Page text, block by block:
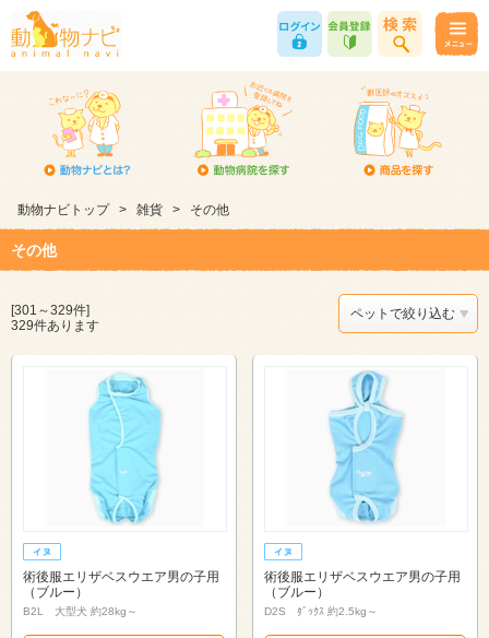
動物ナビトップ > 雑貨 > その他
その他
[301～329件]
329件あります
ペットで絞り込む
術後服エリザベスウエア男の子用
（ブルー）
B2L 大型犬 約28kg～
術後服エリザベスウエア男の子用
（ブルー）
D2S ﾀﾞｯｸｽ 約2.5kg～